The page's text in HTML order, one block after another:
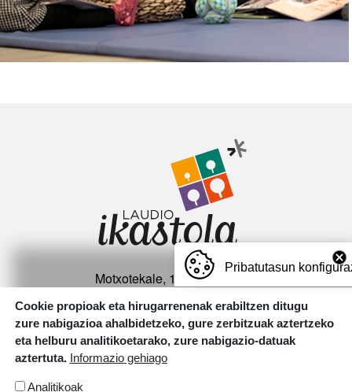
Motxotekale, 16 01400 Laudio.
T.
946 726 737
Irudia
Pribatutasun
Cookie propioak eta hirugarrenenak erabiltzen ditugu
zure nabigazioa ahalbidetzeko, gure zerbitzuak aztertzeko
eta helburu analitikoetarako, zure nabigazio-datuak
aztertuta. Informazio gehiago
Analitikoak